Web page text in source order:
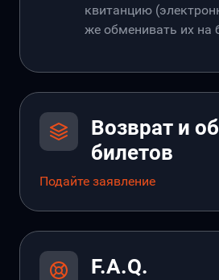
квитанцию
же обменивать их на
Возврат и
билетов
Подайте заявление
F.A.Q.